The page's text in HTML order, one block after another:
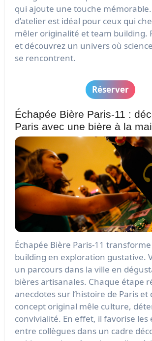
qui ajoute une touche
d’atelier est idéal pour ceux qui
mêler originalité et team building.
et découvrez un univers où
se rencontrent.
Réserver
Échapée Bière Paris-11 :
Paris avec une bière à la
Échapée Bière Paris-11
building en exploration gustative.
un parcours dans la ville en
bières artisanales. Chaque étape
anecdotes sur l’histoire de Paris et
concept original mêle culture,
convivialité. En effet, il favorise les
entre collègues dans un cadre